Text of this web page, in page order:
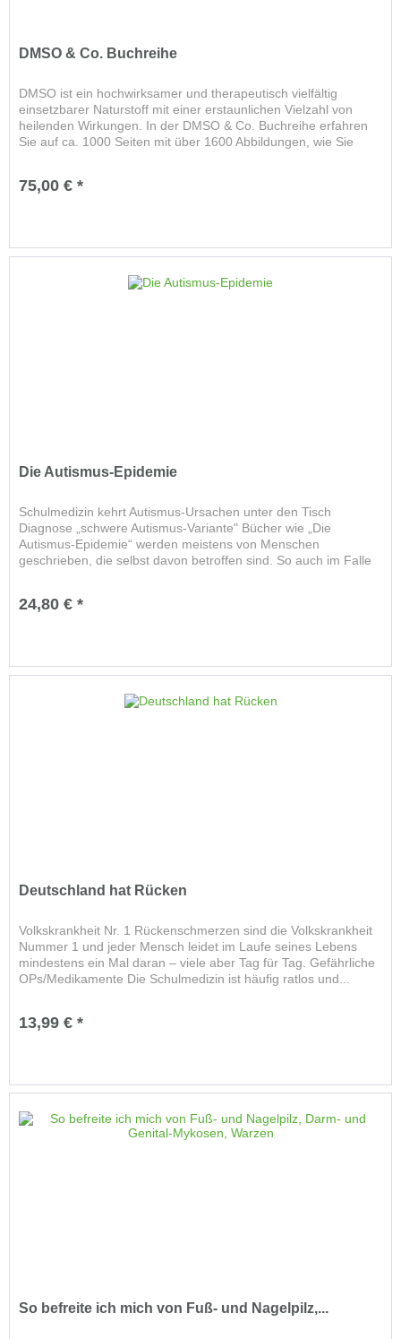
DMSO & Co. Buchreihe
DMSO ist ein hochwirksamer und therapeutisch vielfältig
einsetzbarer Naturstoff mit einer erstaunlichen Vielzahl von
heilenden Wirkungen. In der DMSO & Co. Buchreihe erfahren
Sie auf ca. 1000 Seiten mit über 1600 Abbildungen, wie Sie
75,00 € *
Die Autismus-Epidemie
Schulmedizin kehrt Autismus-Ursachen unter den Tisch
Diagnose „schwere Autismus-Variante" Bücher wie „Die
Autismus-Epidemie“ werden meistens von Menschen
geschrieben, die selbst davon betroffen sind. So auch im Falle
24,80 € *
Deutschland hat Rücken
Volkskrankheit Nr. 1 Rückenschmerzen sind die Volkskrankheit
Nummer 1 und jeder Mensch leidet im Laufe seines Lebens
mindestens ein Mal daran – viele aber Tag für Tag. Gefährliche
OPs/Medikamente Die Schulmedizin ist häufig ratlos und...
13,99 € *
So befreite ich mich von Fuß- und Nagelpilz,...